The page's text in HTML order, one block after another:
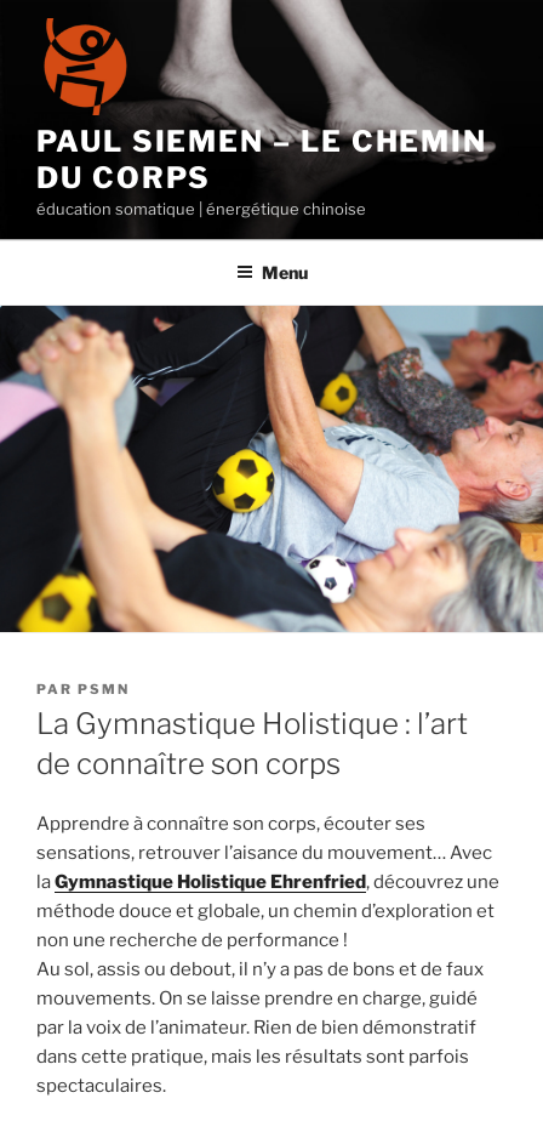
contenu
principal
PAUL SIEMEN – LE CHEMIN
DU CORPS
éducation somatique | énergétique chinoise
Menu
PUBLIÉ
LE
PAR PSMN
La Gymnastique Holistique : l’art
de connaître son corps
Apprendre à connaître son corps, écouter ses
sensations, retrouver l’aisance du mouvement… Avec
laGymnastique Holistique Ehrenfried, découvrez une
méthode douce et globale, un chemin d’exploration et
non une recherche de performance !
Au sol, assis ou debout, il n’y a pas de bons et de faux
mouvements. On se laisse prendre en charge, guidé
par la voix de l’animateur. Rien de bien démonstratif
dans cette pratique, mais les résultats sont parfois
spectaculaires.